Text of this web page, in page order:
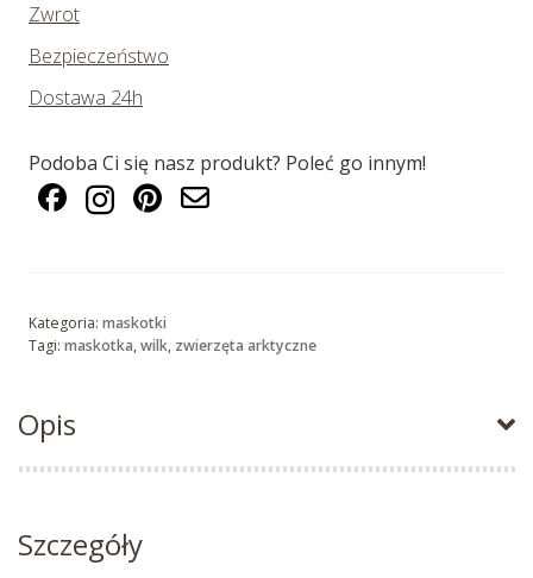
Zwrot
Bezpieczeństwo
Dostawa 24h
Podoba Ci się nasz produkt? Poleć go innym!
Kategoria: maskotki
Tagi: maskotka,wilk, zwierzęta arktyczne
Opis
Szczegóły